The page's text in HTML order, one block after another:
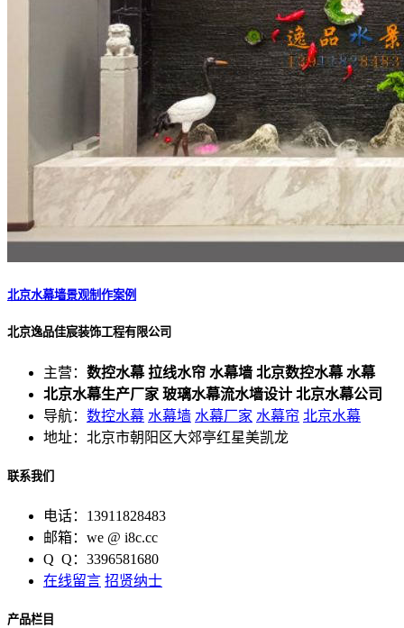
北京水幕墙景观制作案例
北京逸品佳宸装饰工程有限公司
主营： 数控水幕 拉线水帘 水幕墙 北京数控水幕 水幕
北京水幕生产厂家 玻璃水幕流水墙设计 北京水幕公司
导航： 数控水幕 水幕墙 水幕厂家 水幕帘 北京水幕
地址：北京市朝阳区大郊亭红星美凯龙
联系我们
电话：13911828483
邮箱：we @ i8c.cc
Q Q：3396581680
在线留言 招贤纳士
产品栏目